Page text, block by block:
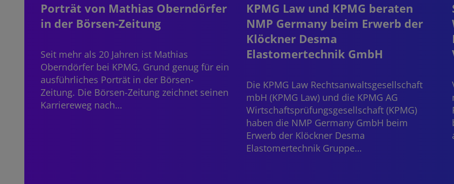
Porträt von Mathias Oberndörfer
in der Börsen-Zeitung
Seit mehr als 20 Jahren ist Mathias
Oberndörfer bei KPMG, Grund genug für ein
ausführliches Porträt in der Börsen-
Zeitung. Die Börsen-Zeitung zeichnet seinen
Karriereweg nach…
KPMG Law und KPMG beraten
NMP Germany beim Erwerb der
Klöckner Desma
Elastomertechnik GmbH
Die KPMG Law Rechtsanwaltsgesellschaft
mbH (KPMG Law) und die KPMG AG
Wirtschaftsprüfungsgesellschaft (KPMG)
haben die NMP Germany GmbH beim
Erwerb der Klöckner Desma
Elastomertechnik Gruppe…